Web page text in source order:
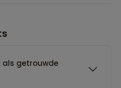
als getrouwde